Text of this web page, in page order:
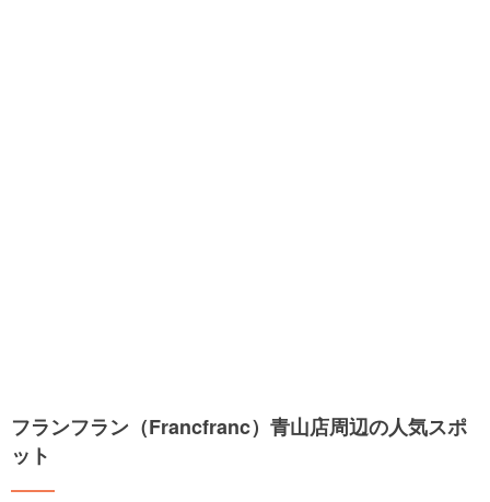
フランフラン（Francfranc）青山店周辺の人気スポ
ット